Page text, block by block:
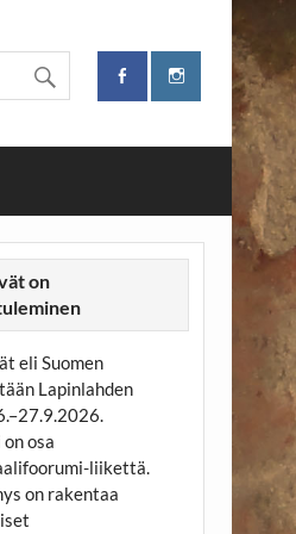
on
eli Suomen
Lapinlahden
osa
liikettä.
on rakentaa